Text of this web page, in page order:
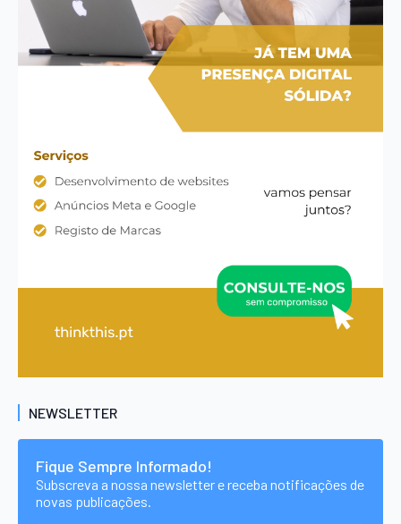
NEWSLETTER
Fique Sempre Informado!
Subscreva a nossa newsletter e receba notificações de
novas publicações.